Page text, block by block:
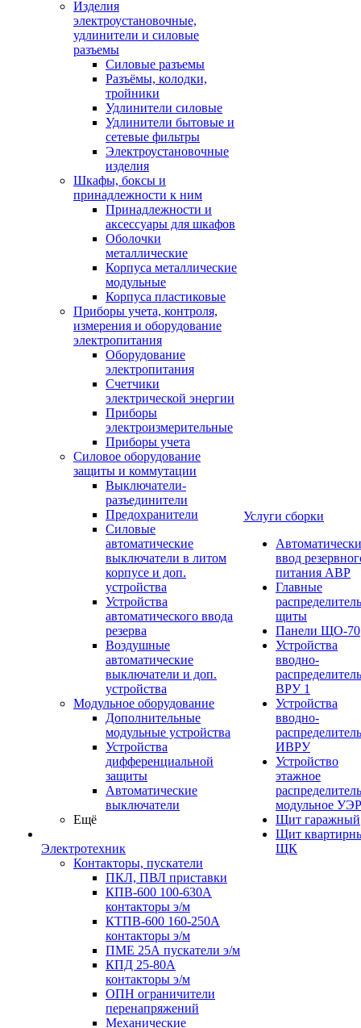
Изделия
электроустановочные,
удлинители и силовые
разъемы
Силовые разъемы
Разъёмы, колодки,
тройники
Удлинители силовые
Удлинители бытовые и
сетевые фильтры
Электроустановочные
изделия
Шкафы, боксы и
принадлежности к ним
Принадлежности и
аксессуары для шкафов
Оболочки
металлические
Корпуса металлические
модульные
Корпуса пластиковые
Приборы учета, контроля,
измерения и оборудование
электропитания
Оборудование
электропитания
Счетчики
электрической энергии
Приборы
электроизмерительные
Приборы учета
Силовое оборудование
защиты и коммутации
Выключатели-
разъединители
Предохранители
Силовые
автоматические
выключатели в литом
корпусе и доп.
устройства
Устройства
автоматического ввода
резерва
Воздушные
автоматические
выключатели и доп.
устройства
Модульное оборудование
Дополнительные
модульные устройства
Устройства
дифференциальной
защиты
Автоматические
выключатели
Ещё
Электротехник
Контакторы, пускатели
ПКЛ, ПВЛ приставки
КПВ-600 100-630А
контакторы э/м
КТПВ-600 160-250А
контакторы э/м
ПМЕ 25А пускатели э/м
КПД 25-80А
контакторы э/м
ОПН ограничители
перенапряжений
Механические
Услуги сборки
ввод
питания АВР
Главные
щиты
Панели ЩО-70
Устройства
вводно-
ВРУ 1
Устройства
вводно-
ИВРУ
Устройство
этажное
модульное
Щит гаражный
Щит
ЩК